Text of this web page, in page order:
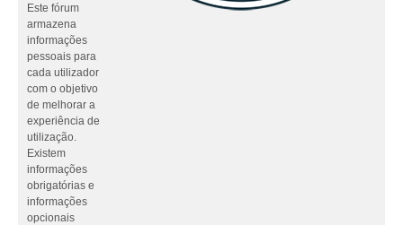
Este fórum
armazena
informações
pessoais para
cada utilizador
com o objetivo
de melhorar a
experiência de
utilização.
Existem
informações
obrigatórias e
informações
opcionais